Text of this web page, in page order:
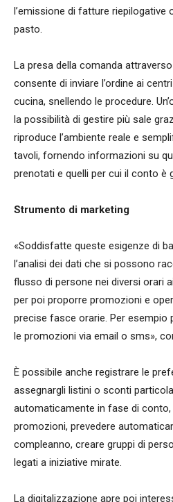
l’emissione di fatture riepilogative
pasto.
La presa della comanda
consente di inviare l’ordine ai
cucina, snellendo le procedure.
la possibilità di gestire più sale
riproduce l’ambiente reale e
tavoli, fornendo informazioni su
prenotati e quelli per cui il conto è
Strumento di marketing
«Soddisfatte queste esigenze di
l’analisi dei dati che si possono
flusso di persone nei diversi orari
per poi proporre promozioni e
precise fasce orarie. Per esempio
le promozioni via email o sms»,
È possibile anche registrare le
assegnargli listini o sconti
automaticamente in fase di
promozioni, prevedere
compleanno, creare gruppi di
legati a iniziative mirate.
La digitalizzazione apre poi